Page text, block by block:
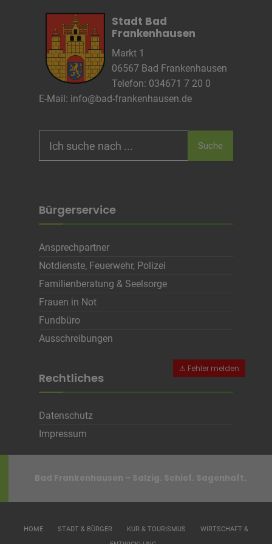
Stadt Bad
Frankenhausen
Markt 1
06567 Bad Frankenhausen
Telefon: 034671 7 20 0
E-Mail: info@bad-frankenhausen.de
for:
Suche
Bürgerservice
Ansprechpartner
Notdienste, Feuerwehr, Polizei
Familienberatung & Seelsorge
Frauen in Not
Fundbüro
Ausschreibungen
Rechtliches
Datenschutz
Impressum
Bad Frankenhausen – Salzig. Schief. Sagenhaft.
HOME STADT & BÜRGER KUR & TOURISMUS
WIRTSCHAFT &
Cookie Laufzeit
Sitzunsdauer
Infos schließen